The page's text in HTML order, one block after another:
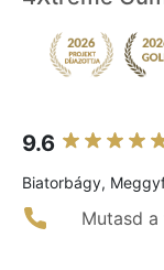
9.6
Biatorbágy,
Mutasd